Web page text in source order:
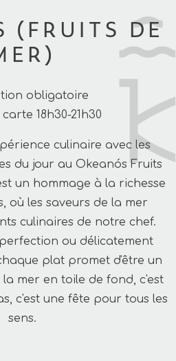
(FRUITS DE
obligatoire
18h30-21h30
culinaire avec les
du jour au Okeanós Fruits
un hommage à la richesse
où les saveurs de la mer
culinaires de notre chef.
ou délicatement
plat promet d'être un
la mer en toile de fond, c'est
c'est une fête pour tous les
sens.